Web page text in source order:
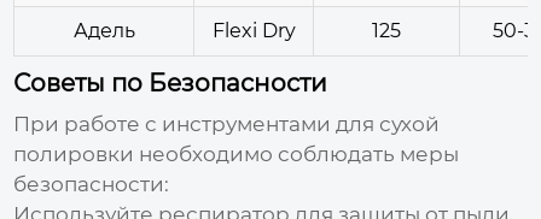
Адель Flexi Dry 125 50-
Советы по Безопасности
При работе с инструментами для сухой
полировки необходимо соблюдать меры
безопасности:
Используйте респиратор для защиты от пыли.